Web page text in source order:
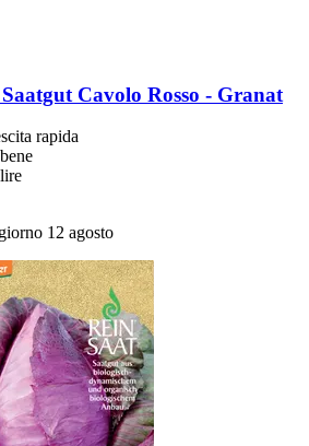
Cavolo Rosso -​ Granat
rapida
12 agosto